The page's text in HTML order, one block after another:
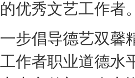
优秀文艺工作者
倡导德艺双馨
作者职业道德水